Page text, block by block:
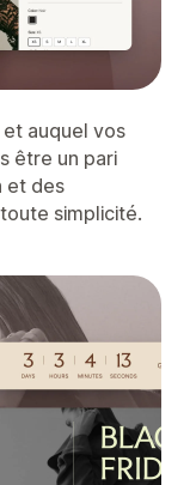
auquel vos
être un pari
et des
simplicité.